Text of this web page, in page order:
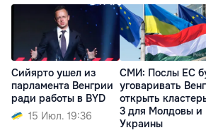
Сийярто ушел из
парламента Венгрии
ради работы в BYD
15 Июл. 19:36
СМИ: Послы ЕС
уговаривать
открыть
3 для Молдовы и
Украины